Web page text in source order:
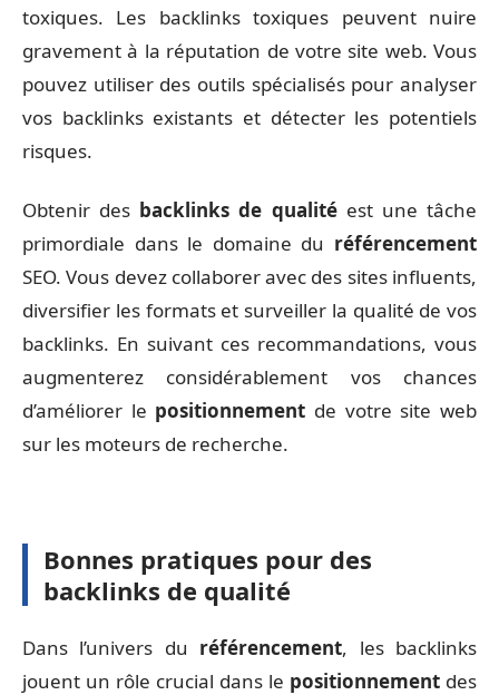
toxiques. Les backlinks toxiques peuvent nuire
gravement à la réputation de votre site web. Vous
pouvez utiliser des outils spécialisés pour analyser
vos backlinks existants et détecter les potentiels
risques.
Obtenir des backlinks de qualitéest une tâche
primordiale dans le domaine du référencement
SEO. Vous devez collaborer avec des sites influents,
diversifier les formats et surveiller la qualité de vos
backlinks. En suivant ces recommandations, vous
augmenterez considérablement vos chances
d’améliorer le positionnement de votre site web
sur les moteurs de recherche.
Bonnes pratiques pour des
backlinks de qualité
Dans l’univers du référencement, les backlinks
jouent un rôle crucial dans le positionnement des